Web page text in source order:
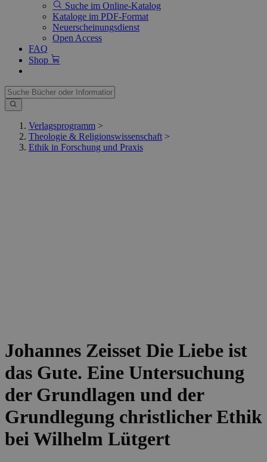
Suche im Online-Katalog
Kataloge im PDF-Format
Neuerscheinungsdienst
Open Access
FAQ
Shop
Verlagsprogramm >
Theologie & Religionswissenschaft >
Ethik in Forschung und Praxis
Johannes Zeisset Die Liebe ist
das Gute. Eine Untersuchung
der Grundlagen und der
Grundlegung christlicher Ethik
bei Wilhelm Lütgert